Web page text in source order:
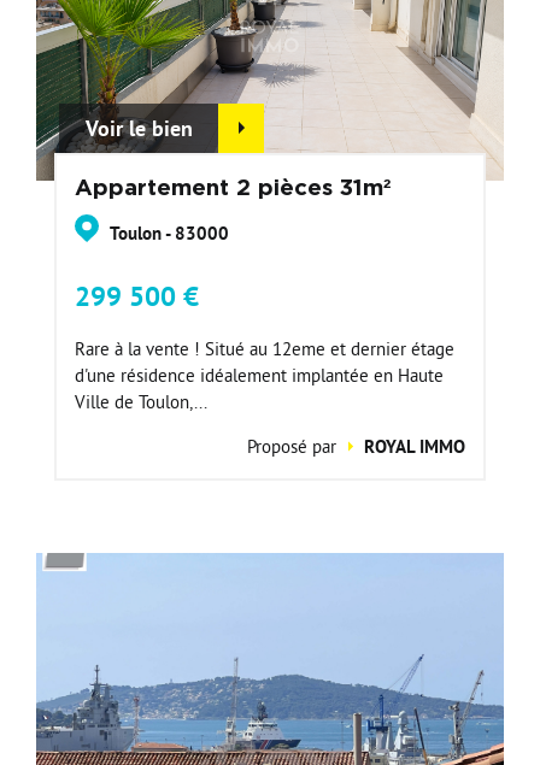
Voir le bien
Appartement 2 pièces 31m²
Toulon - 83000
299 500 €
Rare à la vente ! Situé au 12eme et dernier étage
d'une résidence idéalement implantée en Haute
Ville de Toulon,...
Proposé par
ROYAL IMMO